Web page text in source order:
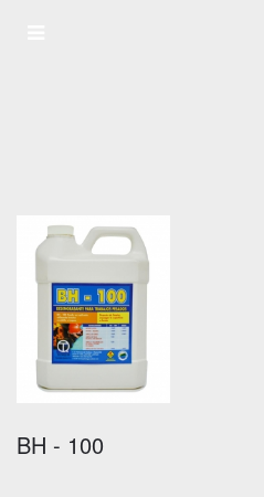
BH - 100